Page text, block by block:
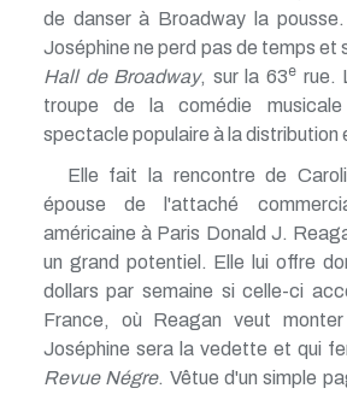
de danser à Broadway la
Joséphine ne perd pas de temps et
Hall de Broadway, sur la 63e rue.
troupe de la comédie musicale
spectacle populaire à la distribution
Elle fait la rencontre de
épouse de l'attaché
américaine à Paris Donald J.
un grand potentiel. Elle lui offre
dollars par semaine si celle-ci
France, où Reagan veut
Joséphine sera la vedette et qui
Revue Négre. Vêtue d'un simple